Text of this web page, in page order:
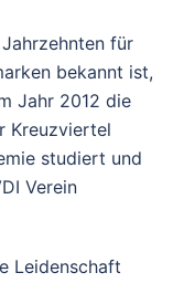
für
bekannt ist,
Jahr 2012 die
Kreuzviertel
studiert und
Verein
Leidenschaft